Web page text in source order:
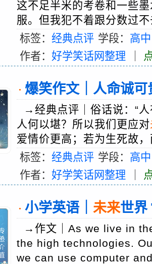
这不足半米的考卷和一些
服。但我犯不着跟分数过
标签：经典点评 学段： 高中
作者：好学笑话网整理
· 爆笑作文｜人命诚
→经典点评｜俗话说：“人
人何以堪？所以我们更应对
爱情价更高；若为生死故
标签：经典点评 学段： 高中
作者：好学笑话网整理
· 小学英语｜未来世界
→作文｜As we live in
the high technologies.
we can use computer